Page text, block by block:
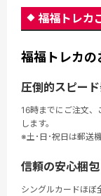
福福トレカ
福福トレカの
圧倒的スピード
16時までにご注文、
します。
※土･日･祝日は郵送
信頼の安心梱包
シングルカードほぼ